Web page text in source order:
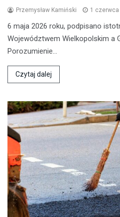
Przemysław Kamiński 1 czerwca
6 maja 2026 roku, podpisano
Województwem Wielkopolskim a
Porozumienie…
Czytaj dalej